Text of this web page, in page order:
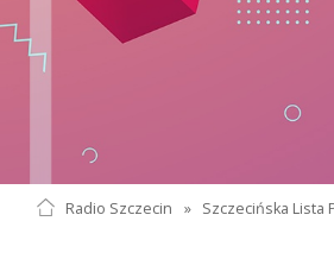
Radio Szczecin » Szczecińska Lista